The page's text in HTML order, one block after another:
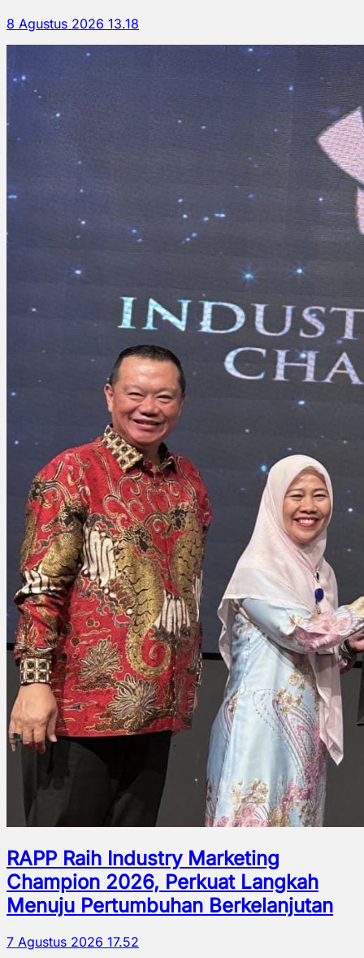
8 Agustus 2026 13.18
RAPP Raih Industry Marketing
Champion 2026, Perkuat Langkah
Menuju Pertumbuhan Berkelanjutan
7 Agustus 2026 17.52